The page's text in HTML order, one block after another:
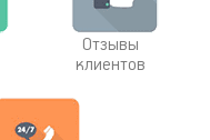
Отзывы
клиентов